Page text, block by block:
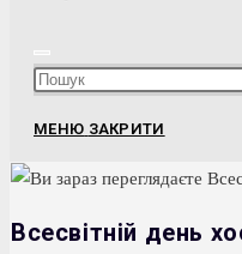
веб-
сайті
МЕНЮ ЗАКРИТИ
Всесвітній день